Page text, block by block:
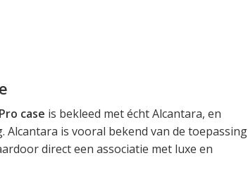
case is bekleed met écht Alcantara, en
is vooral bekend van de toepassing
direct een associatie met luxe en